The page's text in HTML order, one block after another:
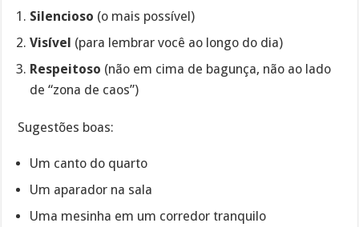
Silencioso (o mais possível)
Visível (para lembrar você ao longo do dia)
Respeitoso (não em cima de bagunça, não ao lado
de “zona de caos”)
Sugestões boas:
Um canto do quarto
Um aparador na sala
Uma mesinha em um corredor tranquilo